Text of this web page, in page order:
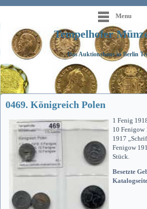
Menu
Tempelhofer
Das Auktionshaus in Berlin
0469. Königreich Polen
1 Fenig
10 Fenigow
1917
Fenigow
Stück.
Besetzte